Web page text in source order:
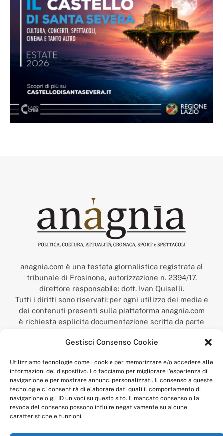
Gestisci Consenso Cookie
Utilizziamo tecnologie come i cookie per memorizzare e/o accedere alle
informazioni del dispositivo. Lo facciamo per migliorare l'esperienza di
navigazione e per mostrare annunci personalizzati. Il consenso a queste
tecnologie ci consentirà di elaborare dati quali il comportamento di
navigazione o gli ID univoci su questo sito. Il mancato consenso o la
revoca del consenso possono influire negativamente su alcune
caratteristiche e funzioni.
anagnia.com è una testata giornalistica registrata al
tribunale di Frosinone, autorizzazione n. 2394/17.
direttore responsabile: dott. Ivan Quiselli.
Tutti i diritti sono riservati: per ogni utilizzo dei media e
dei contenuti presenti sulla piattaforma anagnia.com
è richiesta esplicita documentazione scritta da parte
della redazione.
“Anagnia” è un marchio registrato presso l’Ufficio Italiano
Economico,
num. registrazione: 302017000014044 del 9 febbraio 2017.
Per contatti:redazione@anagnia.com